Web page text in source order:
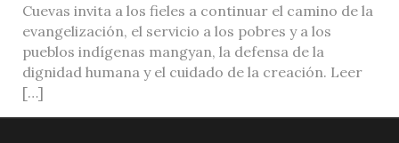
Cuevas invita a los fieles a continuar el camino de la
evangelización, el servicio a los pobres y a los
pueblos indígenas mangyan, la defensa de la
dignidad humana y el cuidado de la creación. Leer
[…]